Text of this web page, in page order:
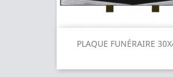
PLAQUE FUNÉRAIRE